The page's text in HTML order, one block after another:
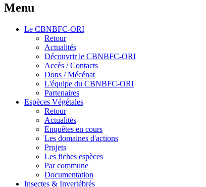
Menu
Le CBNBFC-ORI
Retour
Actualités
Découvrir le CBNBFC-ORI
Accès / Contacts
Dons / Mécénat
L'équipe du CBNBFC-ORI
Partenaires
Espèces Végétales
Retour
Actualités
Enquêtes en cours
Les domaines d'actions
Projets
Les fiches espèces
Par commune
Documentation
Insectes & Invertébrés